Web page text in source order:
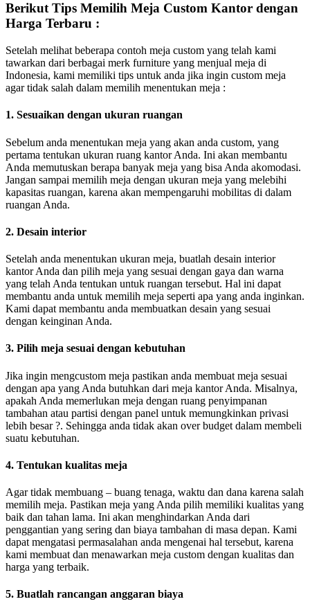
Berikut Tips Memilih Meja Custom Kantor dengan
Harga Terbaru :
Setelah melihat beberapa contoh meja custom yang telah kami
tawarkan dari berbagai merk furniture yang menjual meja di
Indonesia, kami memiliki tips untuk anda jika ingin custom meja
agar tidak salah dalam memilih menentukan meja :
1. Sesuaikan dengan ukuran ruangan
Sebelum anda menentukan meja yang akan anda custom, yang
pertama tentukan ukuran ruang kantor Anda. Ini akan membantu
Anda memutuskan berapa banyak meja yang bisa Anda akomodasi.
Jangan sampai memilih meja dengan ukuran meja yang melebihi
kapasitas ruangan, karena akan mempengaruhi mobilitas di dalam
ruangan Anda.
2. Desain interior
Setelah anda menentukan ukuran meja, buatlah desain interior
kantor Anda dan pilih meja yang sesuai dengan gaya dan warna
yang telah Anda tentukan untuk ruangan tersebut. Hal ini dapat
membantu anda untuk memilih meja seperti apa yang anda inginkan.
Kami dapat membantu anda membuatkan desain yang sesuai
dengan keinginan Anda.
3. Pilih meja sesuai dengan kebutuhan
Jika ingin mengcustom meja pastikan anda membuat meja sesuai
dengan apa yang Anda butuhkan dari meja kantor Anda. Misalnya,
apakah Anda memerlukan meja dengan ruang penyimpanan
tambahan atau partisi dengan panel untuk memungkinkan privasi
lebih besar ?. Sehingga anda tidak akan over budget dalam membeli
suatu kebutuhan.
4. Tentukan kualitas meja
Agar tidak membuang – buang tenaga, waktu dan dana karena salah
memilih meja. Pastikan meja yang Anda pilih memiliki kualitas yang
baik dan tahan lama. Ini akan menghindarkan Anda dari
penggantian yang sering dan biaya tambahan di masa depan. Kami
dapat mengatasi permasalahan anda mengenai hal tersebut, karena
kami membuat dan menawarkan meja custom dengan kualitas dan
harga yang terbaik.
5. Buatlah rancangan anggaran biaya